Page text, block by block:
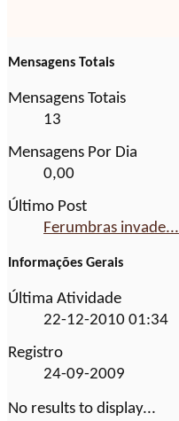
Mensagens Totais
Mensagens Totais
13
Mensagens Por Dia
0,00
Último Post
Ferumbras invade...
Informações Gerais
Última Atividade
22-12-2010 01:34
Registro
24-09-2009
No results to display...